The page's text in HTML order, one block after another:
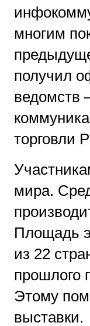
многим
получил
ведомств
торговли
мира.
Площадь
из 22
прошлого
Этому
выставки.